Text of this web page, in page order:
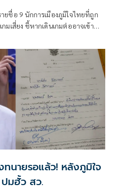
ยชื่อ 9 นักการเมืองภูมิใจไทยที่ถูก
มเสี่ยง ชี้หากเดินเกมต่ออาจเข้า
นายรอแล้ว! หลังภูมิใจ
มฮั้ว สว.